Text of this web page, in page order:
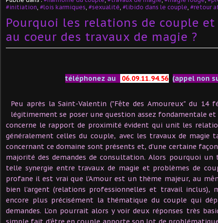
#initiation #lois karmiques #sexualité #libido dans le couple #retour
Pourquoi les relations de couple et
au coeur des travaux de magie ?
téléphonez au 06.09.11.94.56 (appel non
Peu après la Saint-Valentin ("Fête des Amoureux" du 14
légitimement se poser une question assez fondamentale
concerne le rapport de proximité évident qui unit les
généralement celles du couple, avec les travaux de magie
concernant ce domaine sont présents et, d’une certaine
majorité des demandes de consultation. Alors pourquoi
telle synergie entre travaux de magie et problèmes de
profane il est vrai que l’Amour est un thème majeur, au
bien l’argent (relations professionnelles et travail inclus),
encore plus précisément la thématique du couple qui
demandes. L’on pourrait alors y voir deux réponses très